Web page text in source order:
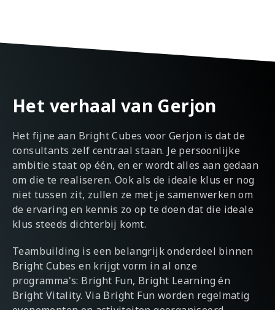
Het verhaal van Gerjon
Het fijne aan Bright Cubes voor Gerjon is dat de
consultants zelf centraal staan. Je persoonlijke
ambitie staat op één, en er wordt alles aan gedaan
om die te realiseren. Ook als de ideale klus er nog
niet tussen zit, zullen ze met je samenwerken om
de ervaring en kennis zo op te doen dat die ideale
klus steeds dichterbij komt.
Teambuilding is een belangrijk onderdeel binnen
Bright Cubes en krijgt vorm in al onze
programma's: Bright Fun, Bright Learning én
Bright Vitality. Via Bright Fun worden regelmatig